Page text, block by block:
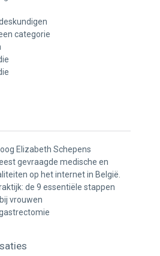
categorie
Elizabeth Schepens
gevraagde medische en
op het internet in België.
de 9 essentiële stappen
vrouwen